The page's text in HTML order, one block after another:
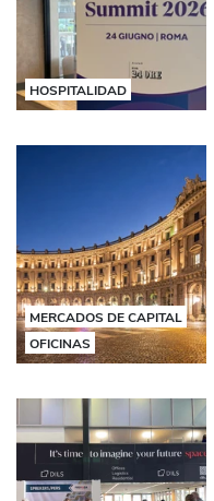
HOSPITALIDAD
MERCADOS DE CAPITAL
OFICINAS